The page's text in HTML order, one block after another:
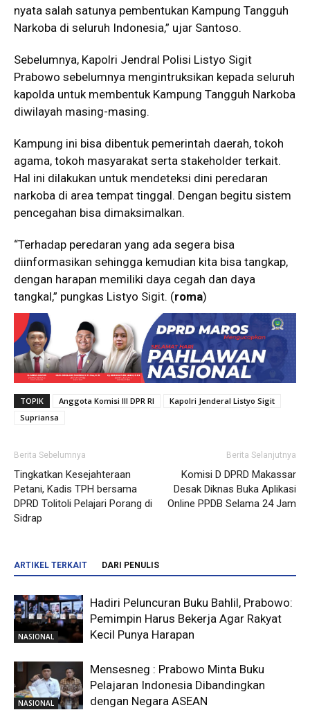
nyata salah satunya pembentukan Kampung Tangguh
Narkoba di seluruh Indonesia,” ujar Santoso.
Sebelumnya, Kapolri Jendral Polisi Listyo Sigit
Prabowo sebelumnya mengintruksikan kepada seluruh
kapolda untuk membentuk Kampung Tangguh Narkoba
diwilayah masing-masing.
Kampung ini bisa dibentuk pemerintah daerah, tokoh
agama, tokoh masyarakat serta stakeholder terkait.
Hal ini dilakukan untuk mendeteksi dini peredaran
narkoba di area tempat tinggal. Dengan begitu sistem
pencegahan bisa dimaksimalkan.
“Terhadap peredaran yang ada segera bisa
diinformasikan sehingga kemudian kita bisa tangkap,
dengan harapan memiliki daya cegah dan daya
tangkal,” pungkas Listyo Sigit. (roma)
TOPIK Anggota Komisi III DPR RI
Kapolri Jenderal Listyo Sigit
Supriansa
Berita Sebelumnya
Tingkatkan Kesejahteraan
Petani, Kadis TPH bersama
DPRD Tolitoli Pelajari Porang di
Sidrap
Berita Selanjutnya
Komisi D DPRD Makassar
Desak Diknas Buka Aplikasi
Online PPDB Selama 24 Jam
ARTIKEL TERKAIT DARI PENULIS
NASIONAL
Hadiri Peluncuran Buku Bahlil, Prabowo:
Pemimpin Harus Bekerja Agar Rakyat
Kecil Punya Harapan
NASIONAL
Mensesneg : Prabowo Minta Buku
Pelajaran Indonesia Dibandingkan
dengan Negara ASEAN